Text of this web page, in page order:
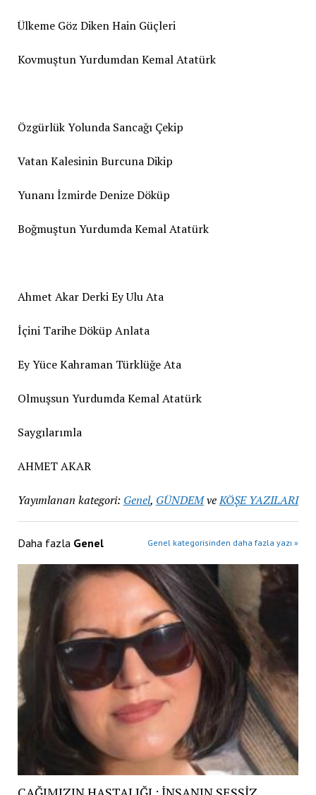
Ülkeme Göz Diken Hain Güçleri
Kovmuştun Yurdumdan Kemal Atatürk
Özgürlük Yolunda Sancağı Çekip
Vatan Kalesinin Burcuna Dikip
Yunanı İzmirde Denize Döküp
Boğmuştun Yurdumda Kemal Atatürk
Ahmet Akar Derki Ey Ulu Ata
İçini Tarihe Döküp Anlata
Ey Yüce Kahraman Türklüğe Ata
Olmuşsun Yurdumda Kemal Atatürk
Saygılarımla
AHMET AKAR
Yayımlanan kategori: Genel, GÜNDEMveKÖŞE YAZILARI
Daha fazla Genel Genel kategorisinden daha fazla yazı »